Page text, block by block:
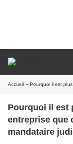
Accueil » Pourquoi il est plus
Pourquoi il est
entreprise que
mandataire